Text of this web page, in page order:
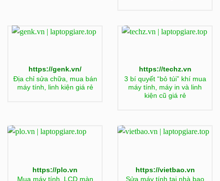
https://genk.vn/
Địa chỉ sửa chữa, mua bán
máy tính, linh kiện giá rẻ
https://techz.vn
3 bí quyết “bỏ túi” khí mua
máy tính, máy in và linh
kiện cũ giá rẻ
https://plo.vn
Mua máy tính, LCD màn
https://vietbao.vn
Sửa máy tính tại nhà bao